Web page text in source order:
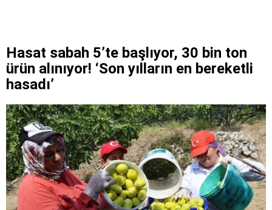
Hasat sabah 5’te başlıyor, 30 bin ton
ürün alınıyor! ‘Son yılların en bereketli
hasadı’